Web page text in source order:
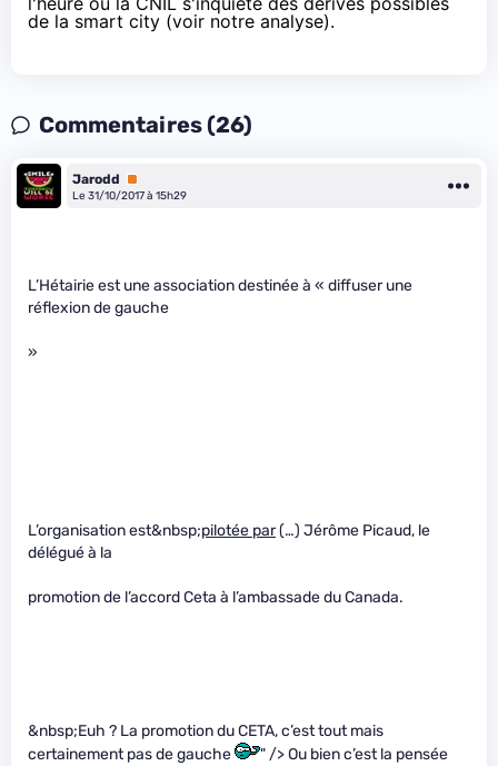
de la smart city (voir notre analyse).
Commentaires (26)
Jarodd
Premium
Le 31/10/2017 à 15h29
L’Hétairie est une association destinée à « diffuser une
réflexion de gauche
»
L’organisation est&nbsp;pilotée par(…) Jérôme Picaud, le
délégué à la
promotion de l’accord Ceta à l’ambassade du Canada.
&nbsp;Euh ? La promotion du CETA, c’est tout mais
certainement pas de gauche
" /> Ou bien c’est la pensée